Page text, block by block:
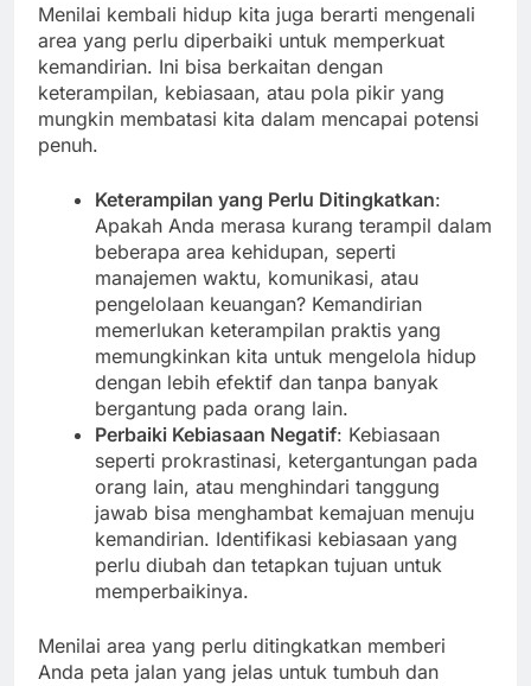
Menilai kembali hidup kita juga berarti mengenali
area yang perlu diperbaiki untuk memperkuat
kemandirian. Ini bisa berkaitan dengan
keterampilan, kebiasaan, atau pola pikir yang
mungkin membatasi kita dalam mencapai potensi
penuh.
Keterampilan yang Perlu Ditingkatkan:
Apakah Anda merasa kurang terampil dalam
beberapa area kehidupan, seperti
manajemen waktu, komunikasi, atau
pengelolaan keuangan? Kemandirian
memerlukan keterampilan praktis yang
memungkinkan kita untuk mengelola hidup
dengan lebih efektif dan tanpa banyak
bergantung pada orang lain.
Perbaiki Kebiasaan Negatif: Kebiasaan
seperti prokrastinasi, ketergantungan pada
orang lain, atau menghindari tanggung
jawab bisa menghambat kemajuan menuju
kemandirian. Identifikasi kebiasaan yang
perlu diubah dan tetapkan tujuan untuk
memperbaikinya.
Menilai area yang perlu ditingkatkan memberi
Anda peta jalan yang jelas untuk tumbuh dan